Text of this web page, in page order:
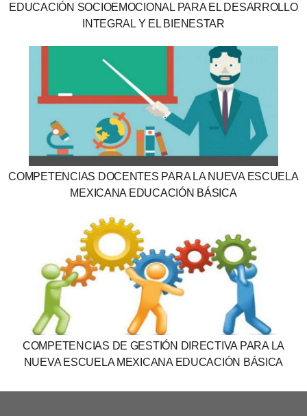
EDUCACIÓN SOCIOEMOCIONAL PARA EL DESARROLLO
INTEGRAL Y EL BIENESTAR
COMPETENCIAS DOCENTES PARA LA NUEVA ESCUELA
MEXICANA EDUCACIÓN BÁSICA
COMPETENCIAS DE GESTIÓN DIRECTIVA PARA LA
NUEVA ESCUELA MEXICANA EDUCACIÓN BÁSICA